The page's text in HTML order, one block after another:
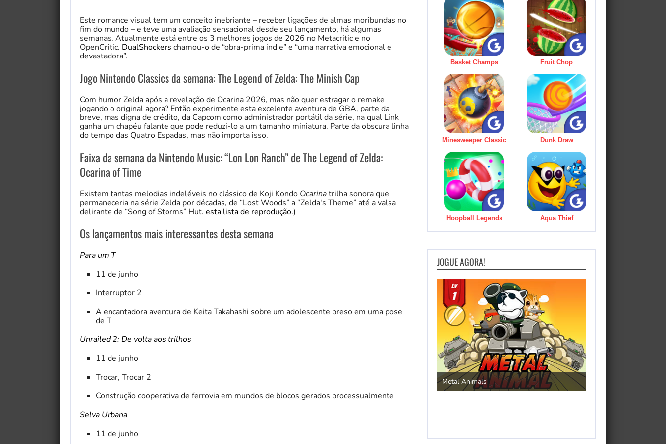
Este romance visual tem um conceito inebriante – receber ligações de almas moribundas no
fim do mundo – e teve uma avaliação sensacional desde seu lançamento, há algumas
semanas. Atualmente está entre os 3 melhores jogos de 2026 no Metacritic e no
OpenCritic. DualShockers chamou-o de “obra-prima indie” e “uma narrativa emocional e
devastadora”.
Jogo Nintendo Classics da semana: The Legend of Zelda: The Minish Cap
Com humor Zelda após a revelação de Ocarina 2026, mas não quer estragar o remake
jogando o original agora? Então experimente esta excelente aventura de GBA, parte da
breve, mas digna de crédito, da Capcom como administrador portátil da série, na qual Link
ganha um chapéu falante que pode reduzi-lo a um tamanho miniatura. Parte da obscura linha
do tempo das Quatro Espadas, mas não importa isso.
Faixa da semana da Nintendo Music: “Lon Lon Ranch” de The Legend of Zelda:
Ocarina of Time
Existem tantas melodias indeléveis no clássico de Koji Kondo Ocarinatrilha sonora que
permaneceria na série Zelda por décadas, de “Lost Woods” a “Zelda's Theme” até a valsa
delirante de “Song of Storms” Hut. esta lista de reprodução.)
Os lançamentos mais interessantes desta semana
Para um T
11 de junho
Interruptor 2
A encantadora aventura de Keita Takahashi sobre um adolescente preso em uma pose
de T
Unrailed 2: De volta aos trilhos
11 de junho
Trocar, Trocar 2
Construção cooperativa de ferrovia em mundos de blocos gerados processualmente
Selva Urbana
11 de junho
Basket Champs Fruit Chop
Minesweeper Classic Dunk Draw
Hoopball Legends Aqua Thief
JOGUE AGORA!
My Fairytale Griffin
Metal Animals